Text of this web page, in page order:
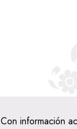
Con información